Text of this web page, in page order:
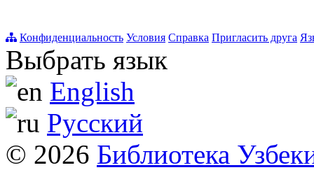
Конфиденциальность Условия Справка Пригласить друга
Выбрать язык
English
Русский
© 2026 Библиотека